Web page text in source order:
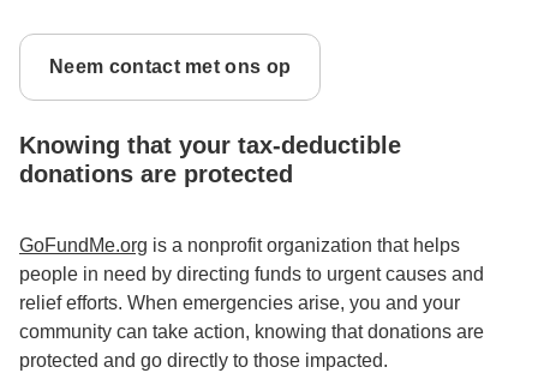
Neem contact met ons op
Knowing that your tax-deductible
donations are protected
GoFundMe.org is a nonprofit organization that helps
people in need by directing funds to urgent causes and
relief efforts. When emergencies arise, you and your
community can take action, knowing that donations are
protected and go directly to those impacted.